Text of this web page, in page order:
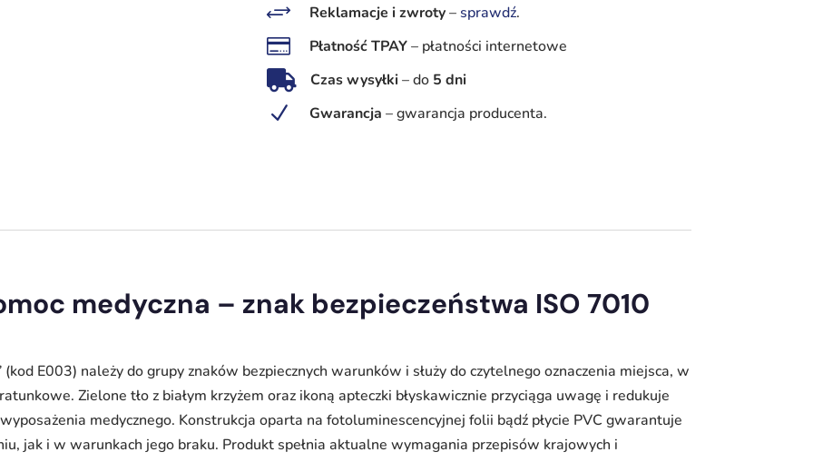
medyczna
–
znak
ISO
7010
+ Reklamacje i zwroty–sprawdź.
 Płatność TPAY– płatności internetowe
 Czas wysyłki–do 5 dni
N Gwarancja–gwarancja producenta.
medyczna – znak bezpieczeństwa ISO 7010
E003) należy do grupy znaków bezpiecznych warunków i służy do czytelnego oznaczenia miejsca, w
Zielone tło z białym krzyżem oraz ikoną apteczki błyskawicznie przyciąga uwagę i redukuje
medycznego. Konstrukcja oparta na fotoluminescencyjnej folii bądź płycie PVC gwarantuje
jak i w warunkach jego braku. Produkt spełnia aktualne wymagania przepisów krajowych i